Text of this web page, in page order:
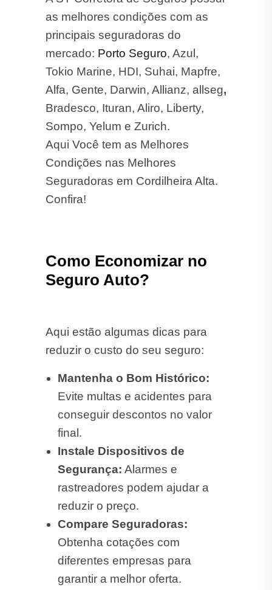
as melhores condições com as
principais seguradoras do
mercado: Porto Seguro, Azul,
Tokio Marine, HDI, Suhai, Mapfre,
Alfa, Gente, Darwin, Allianz, allseg,
Bradesco, Ituran, Aliro, Liberty,
Sompo, Yelum e Zurich.
Aqui Você tem as Melhores
Condições nas Melhores
Seguradoras em Cordilheira Alta.
Confira!
Como Economizar no
Seguro Auto?
Aqui estão algumas dicas para
reduzir o custo do seu seguro:
Mantenha o Bom Histórico:
Evite multas e acidentes para
conseguir descontos no valor
final.
Instale Dispositivos de
Segurança: Alarmes e
rastreadores podem ajudar a
reduzir o preço.
Compare Seguradoras:
Obtenha cotações com
diferentes empresas para
garantir a melhor oferta.